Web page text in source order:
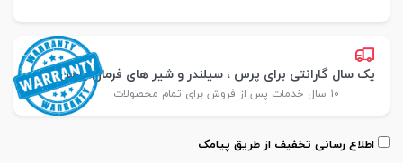
یک سال گارانتی برای پرس ، سیلندر و شیر های فرمان پارس
10 سال خدمات پس از فروش برای تمام محصولات
اطلاع رسانی تخفیف از طریق پیامک